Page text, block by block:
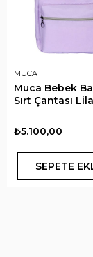
MUCA
Muca Bebek
Sırt Çantası Lila
₺5.100,00
SEPETE